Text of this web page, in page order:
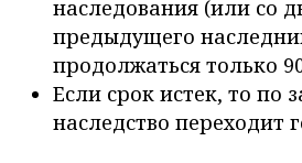
наследования (или со
предыдущего
продолжаться только
Если срок истек, то по
наследство переходит